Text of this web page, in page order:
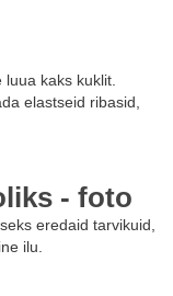
kaks kuklit.
elastseid ribasid,
- foto
eredaid tarvikuid,
ilu.